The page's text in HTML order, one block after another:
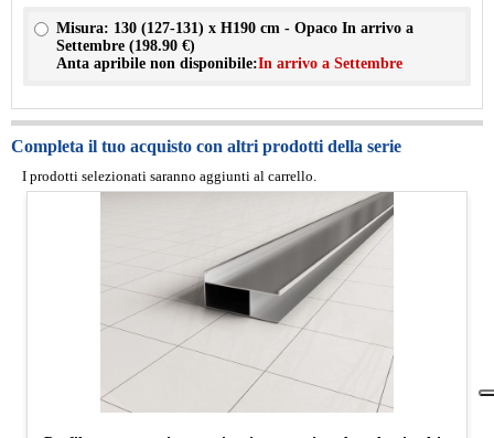
Misura: 130 (127-131) x H190 cm - Opaco In arrivo a
Settembre (198.90 €)
Anta apribile non disponibile:In arrivo a Settembre
Completa il tuo acquisto con altri prodotti della serie
I prodotti selezionati saranno aggiunti al carrello.